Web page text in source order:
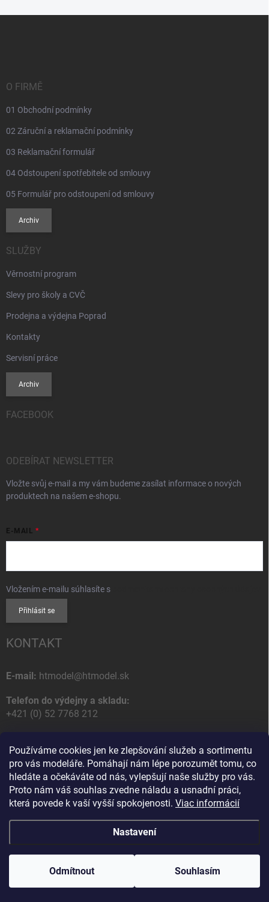
Používáme cookies jen ke zlepšování služeb a sortimentu
pro vás modeláře. Pomáhají nám lépe porozumět tomu, co
hledáte a očekáváte od nás, vylepšují naše služby pro vás.
Proto nám váš souhlas zvedne náladu a usnadní práci,
která povede k vaší vyšší spokojenosti. Viac informácií
Nastavení
Odmítnout Souhlasím
O FIRMĚ
01 Obchodní podmínky
02 Záruční a reklamační podmínky
03 Reklamační formulář
04 Odstoupení spotřebitele od smlouvy
05 Formulář pro odstoupení od smlouvy
Archiv
SLUŽBY
Věrnostní program
Slevy pro školy a CVČ
Prodejna a výdejna Poprad
Kontakty
Servisní práce
Archiv
FACEBOOK
ODEBÍRAT NEWSLETTER
Vložte svůj e-mail a my vám budeme zasílat informace o nových
produktech na našem e-shopu.
E-MAIL
Vložením e-mailu súhlasíte s
Přihlásit se
KONTAKT
E-mail: htmodel@htmodel.sk
Telefon do výdejny a skladu:
+421 (0) 52 7768 212
HT model
Na letisko 49
058 01 Poprad
Slovenská Republika
Vytvořil Shoptet
Copyright 2026HT model. Všechna práva vyhrazena.Upravit nastavení